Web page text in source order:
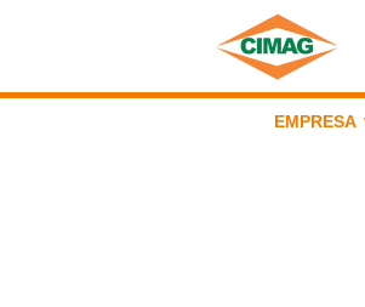
EMPRESA